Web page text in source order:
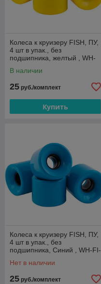
Колеса к круизеру FISH, ПУ,
4 шт в упак., без
подшипника, желтый , WH-
В наличии
25 руб./комплект
Купить
Колеса к круизеру FISH, ПУ,
4 шт в упак., без
подшипника, Синий , WH-FI-
Нет в наличии
25 руб./комплект